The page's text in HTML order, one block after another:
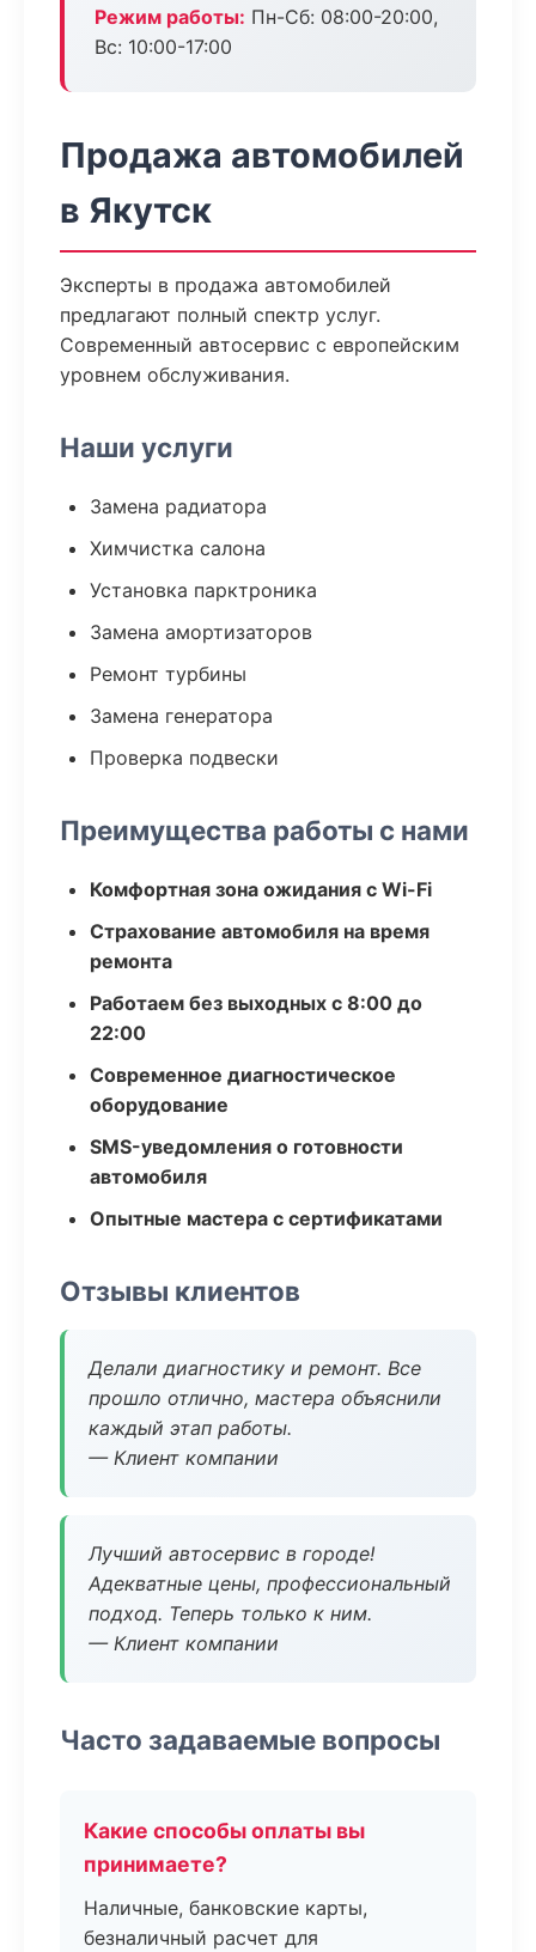
Режим работы: Пн-Сб: 08:00-20:00,
Вс: 10:00-17:00
Продажа автомобилей
в Якутск
Эксперты в продажа автомобилей
предлагают полный спектр услуг.
Современный автосервис с европейским
уровнем обслуживания.
Наши услуги
Замена радиатора
Химчистка салона
Установка парктроника
Замена амортизаторов
Ремонт турбины
Замена генератора
Проверка подвески
Преимущества работы с нами
Комфортная зона ожидания с Wi-Fi
Страхование автомобиля на время
ремонта
Работаем без выходных с 8:00 до
22:00
Современное диагностическое
оборудование
SMS-уведомления о готовности
автомобиля
Опытные мастера с сертификатами
Отзывы клиентов
Делали диагностику и ремонт. Все
прошло отлично, мастера объяснили
каждый этап работы.
— Клиент компании
Лучший автосервис в городе!
Адекватные цены, профессиональный
подход. Теперь только к ним.
— Клиент компании
Часто задаваемые вопросы
Какие способы оплаты вы
принимаете?
Наличные, банковские карты,
безналичный расчет для